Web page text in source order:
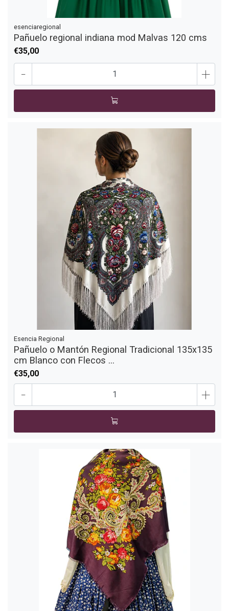
esenciaregional
Pañuelo regional indiana mod Malvas 120 cms
€35,00
- +
Esencia Regional
Pañuelo o Mantón Regional Tradicional 135x135
cm Blanco con Flecos ...
€35,00
- +